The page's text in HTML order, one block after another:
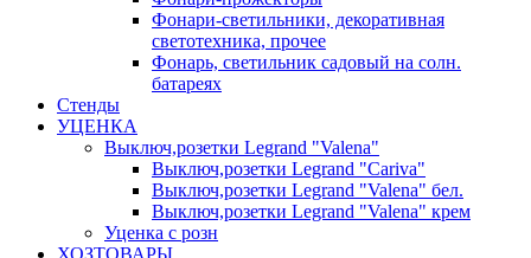
Фонари-светильники, декоративная
светотехника, прочее
Фонарь, светильник садовый на солн.
батареях
Стенды
УЦЕНКА
Выключ,розетки Legrand "Valena"
Выключ,розетки Legrand "Cariva"
Выключ,розетки Legrand "Valena" бел.
Выключ,розетки Legrand "Valena" крем
Уценка с розн